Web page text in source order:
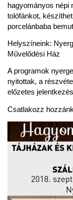
hagyományos népi
tolófánkot,
porcelánbaba
Helyszíneink:
Művelődési Ház
A programok
nyitottak, a
előzetes
Csatlakozz